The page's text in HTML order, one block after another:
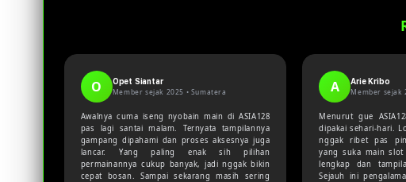
O Opet Siantar
Member sejak 2025 • Sumatera
Awalnya cuma iseng nyobain main di ASIA128
pas lagi santai malam. Ternyata tampilannya
gampang dipahami dan proses aksesnya juga
lancar. Yang paling enak sih pilihan
permainannya cukup banyak, jadi nggak bikin
cepat bosan. Sampai sekarang masih sering
A Arie Kribo
Member sejak
Menurut gue
dipakai sehari-hari.
nggak ribet pas
yang suka main
lengkap dan
Sejauh ini